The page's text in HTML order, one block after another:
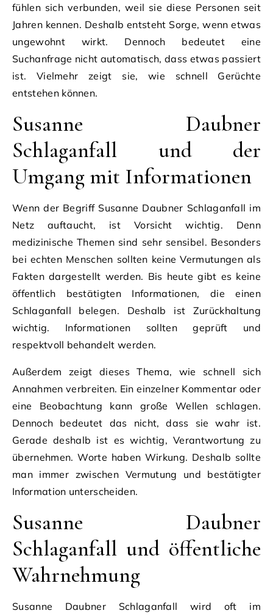
fühlen sich verbunden, weil sie diese Personen seit
Jahren kennen. Deshalb entsteht Sorge, wenn etwas
ungewohnt wirkt. Dennoch bedeutet eine
Suchanfrage nicht automatisch, dass etwas passiert
ist. Vielmehr zeigt sie, wie schnell Gerüchte
entstehen können.
Susanne Daubner
Schlaganfall und der
Umgang mit Informationen
Wenn der Begriff Susanne Daubner Schlaganfall im
Netz auftaucht, ist Vorsicht wichtig. Denn
medizinische Themen sind sehr sensibel. Besonders
bei echten Menschen sollten keine Vermutungen als
Fakten dargestellt werden. Bis heute gibt es keine
öffentlich bestätigten Informationen, die einen
Schlaganfall belegen. Deshalb ist Zurückhaltung
wichtig. Informationen sollten geprüft und
respektvoll behandelt werden.
Außerdem zeigt dieses Thema, wie schnell sich
Annahmen verbreiten. Ein einzelner Kommentar oder
eine Beobachtung kann große Wellen schlagen.
Dennoch bedeutet das nicht, dass sie wahr ist.
Gerade deshalb ist es wichtig, Verantwortung zu
übernehmen. Worte haben Wirkung. Deshalb sollte
man immer zwischen Vermutung und bestätigter
Information unterscheiden.
Susanne Daubner
Schlaganfall und öffentliche
Wahrnehmung
Susanne Daubner Schlaganfall wird oft im